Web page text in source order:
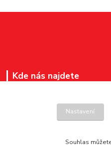
Kde nás najdete
na ul. Čs. legií 148/14
701 04 Ostrava – Moravská
Nastavení
Souhlas